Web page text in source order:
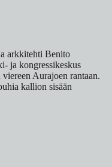
arkkitehti Benito
ja kongressikeskus
Aurajoen rantaan.
kallion sisään